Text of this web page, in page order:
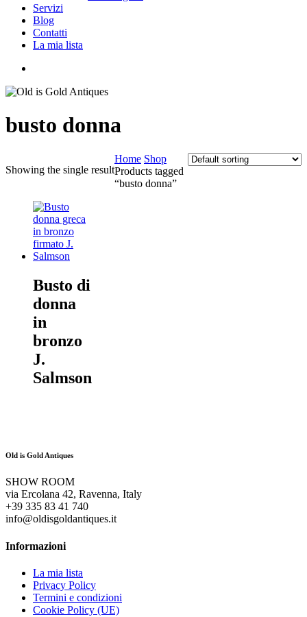
Servizi
Blog
Contatti
La mia lista
busto donna
Showing the single result
Home Shop
Products tagged
“busto donna”
Busto di
donna
in
bronzo
J.
Salmson
Old is Gold Antiques
SHOW ROOM
via Ercolana 42, Ravenna, Italy
+39 335 83 41 740
info@oldisgoldantiques.it
Informazioni
La mia lista
Privacy Policy
Termini e condizioni
Cookie Policy (UE)